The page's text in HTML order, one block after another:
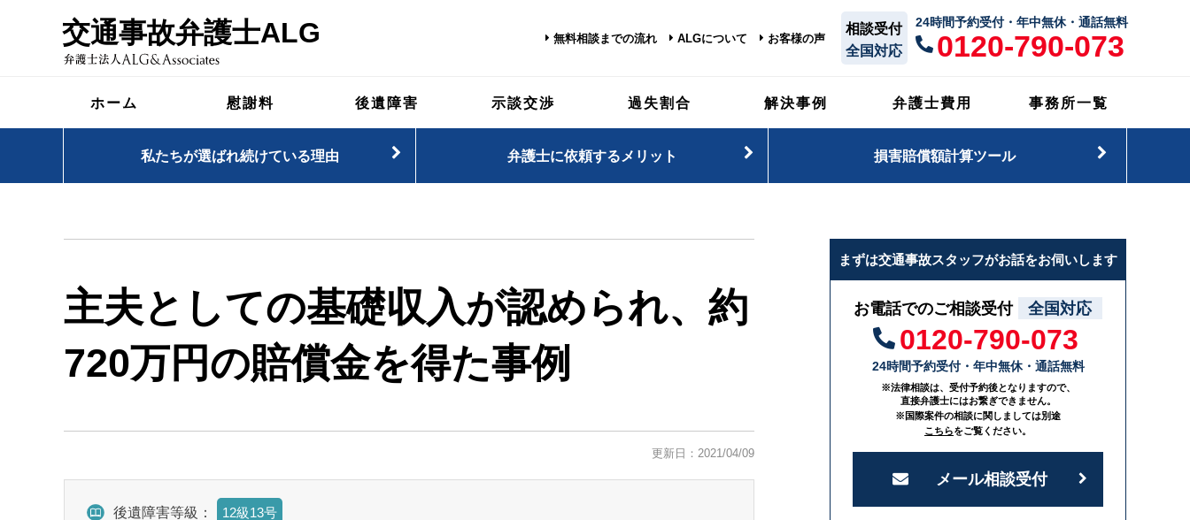
交通事故弁護士ALG 無料相談までの流れ ALGについて お客様の声
相談受付
全国対応
24時間予約受付・年中無休・通話無料
0120-790-073
ホーム 慰謝料 後遺障害 示談交渉 過失割合 解決事例 弁護士費用 事務所一覧
私たちが選ばれ続けている理由 弁護士に依頼するメリット 損害賠償額計算ツール
主夫としての基礎収入が認められ、約
720万円の賠償金を得た事例
更新日：2021/04/09
後遺障害等級： 12級13号
まずは交通事故スタッフがお話をお伺いします
お電話でのご相談受付 全国対応
0120-790-073
24時間予約受付・年中無休・通話無料
※法律相談は、受付予約後となりますので、
直接弁護士にはお繋ぎできません。
※国際案件の相談に関しましては別途
こちらをご覧ください。
メール相談受付